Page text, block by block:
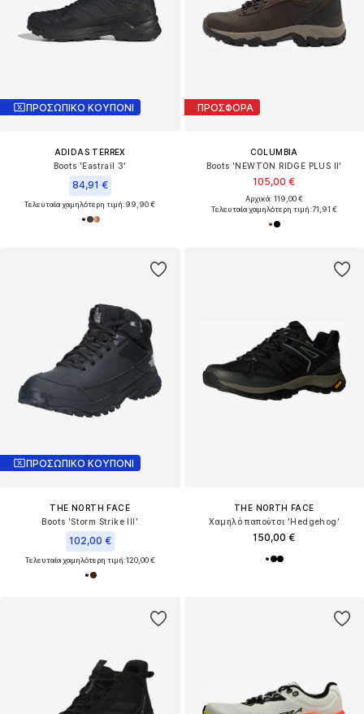
ΠΡΟΣΩΠΙΚΟ ΚΟΥΠΟΝΙ
ADIDAS TERREX
Boots 'Eastrail 3'
84,91 €
Τελευταία χαμηλότερη τιμή:99,90 €
ΠΡΟΣΦΟΡΑ
COLUMBIA
Boots 'NEWTON RIDGE PLUS II'
105,00 €
Αρχικά: 119,00 €
Τελευταία χαμηλότερη τιμή:71,91 €
ΠΡΟΣΩΠΙΚΟ ΚΟΥΠΟΝΙ
THE NORTH FACE
Boots 'Storm Strike III'
102,00 €
Τελευταία χαμηλότερη τιμή:120,00 €
THE NORTH FACE
Χαμηλό παπούτσι 'Hedgehog'
150,00 €